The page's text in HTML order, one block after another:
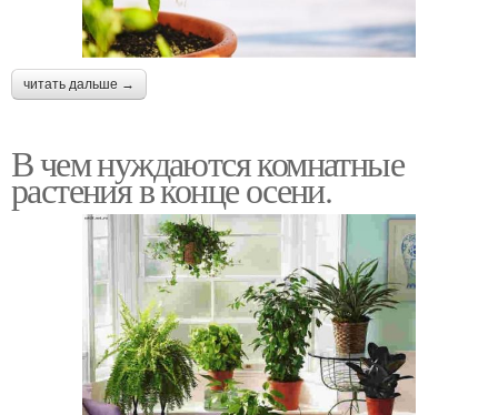
читать дальше →
В чем нуждаются комнатные
растения в конце осени.